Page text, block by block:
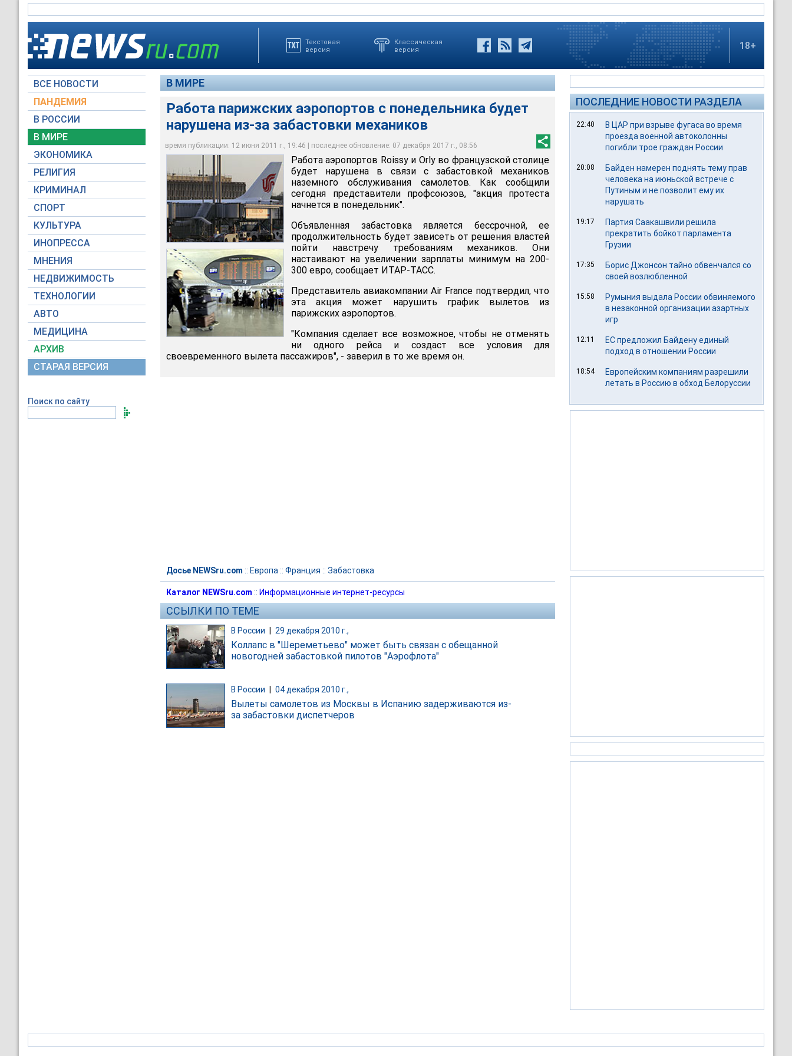
Текстовая
версия
Классическая
версия
18+
ВСЕ НОВОСТИ
ПАНДЕМИЯ
В РОССИИ
В МИРЕ
ЭКОНОМИКА
РЕЛИГИЯ
КРИМИНАЛ
СПОРТ
КУЛЬТУРА
ИНОПРЕССА
МНЕНИЯ
НЕДВИЖИМОСТЬ
ТЕХНОЛОГИИ
АВТО
МЕДИЦИНА
АРХИВ
СТАРАЯ ВЕРСИЯ
Поиск по сайту
В МИРЕ
Работа парижских аэропортов с понедельника будет
нарушена из-за забастовки механиков
время публикации: 12 июня 2011 г., 19:46 | последнее обновление: 07 декабря 2017 г., 08:56
Работа парижских аэропортов с понедельника будет нарушена из-за забастовки
механиков
Объявленная забастовка является бессрочной, ее продолжительность будет
зависеть от решения властей пойти навстречу требованиям механиков
Работа аэропортов Roissy и Orly во французской столице
будет нарушена в связи с забастовкой механиков
наземного обслуживания самолетов. Как сообщили
сегодня представители профсоюзов, "акция протеста
начнется в понедельник".
Объявленная забастовка является бессрочной, ее
продолжительность будет зависеть от решения властей
пойти навстречу требованиям механиков. Они
настаивают на увеличении зарплаты минимум на 200-
300 евро, сообщает ИТАР-ТАСС.
Представитель авиакомпании Air France подтвердил, что
эта акция может нарушить график вылетов из
парижских аэропортов.
"Компания сделает все возможное, чтобы не отменять
ни одного рейса и создаст все условия для
своевременного вылета пассажиров", - заверил в то же время он.
Досье NEWSru.com :: Европа :: Франция :: Забастовка
Каталог NEWSru.com :: Информационные интернет-ресурсы
ССЫЛКИ ПО ТЕМЕ
В России 29 декабря 2010 г.,
Коллапс в "Шереметьево" может быть связан c обещанной
новогодней забастовкой пилотов "Аэрофлота"
В России 04 декабря 2010 г.,
Вылеты самолетов из Москвы в Испанию задерживаются из-
за забастовки диспетчеров
ПОСЛЕДНИЕ НОВОСТИ РАЗДЕЛА
22:40
В ЦАР при взрыве фугаса во время
проезда военной автоколонны
погибли трое граждан России
20:08
Байден намерен поднять тему прав
человека на июньской встрече с
Путиным и не позволит ему их
нарушать
19:17
Партия Саакашвили решила
прекратить бойкот парламента
Грузии
17:35
Борис Джонсон тайно обвенчался со
своей возлюбленной
15:58
Румыния выдала России обвиняемого
в незаконной организации азартных
игр
12:11
ЕС предложил Байдену единый
подход в отношении России
18:54
Европейским компаниям разрешили
летать в Россию в обход Белоруссии